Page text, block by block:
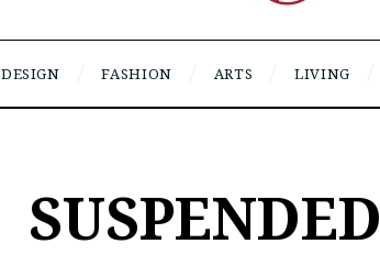
DESIGN FASHION ARTS LIVING